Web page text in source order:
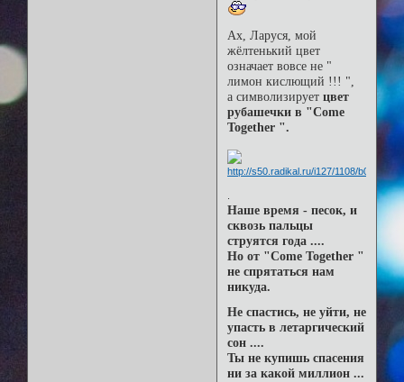
Ах, Ларуся, мой
жёлтенький цвет
означает вовсе не "
лимон кислющий !!! ",
а символизируетцвет
рубашечки в "Come
Together ".
.
Наше время - песок, и
сквозь пальцы
струятся года ....
Но от "Come Together "
не спрятаться нам
никуда.
Не спастись, не уйти, не
упасть в летаргический
сон ....
Ты не купишь спасения
ни за какой миллион ...